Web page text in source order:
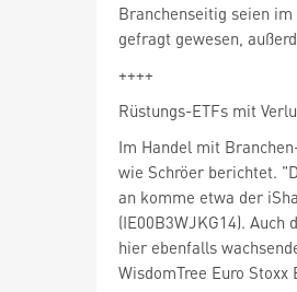
Branchenseitig seien
gefragt gewesen,
++++
Rüstungs-ETFs mit
Im Handel mit
wie Schröer berichtet.
an komme etwa der
(IE00B3WJKG14).
hier ebenfalls
WisdomTree Euro Stoxx